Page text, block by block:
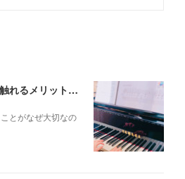
【幼い頃からホンモノに触れるメリットとは？】
とがなぜ大切なの